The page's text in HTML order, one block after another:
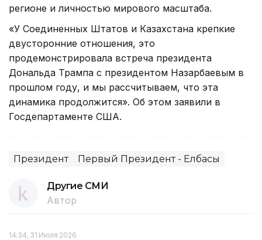
регионе и личностью мирового масштаба.
«У Соединенных Штатов и Казахстана крепкие
двусторонние отношения, это
продемонстрировала встреча президента
Дональда Трампа с президентом Назарбаевым в
прошлом году, и мы рассчитываем, что эта
динамика продолжится». Об этом заявили в
Госдепартаменте США.
Президент Первый Президент - Елбасы
Другие СМИ
Автор
14:34, 31 Июля 2026